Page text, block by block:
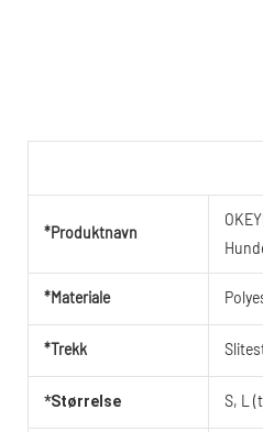
*Produktnavn
*Materiale
*Trekk
*Størrelse S, L